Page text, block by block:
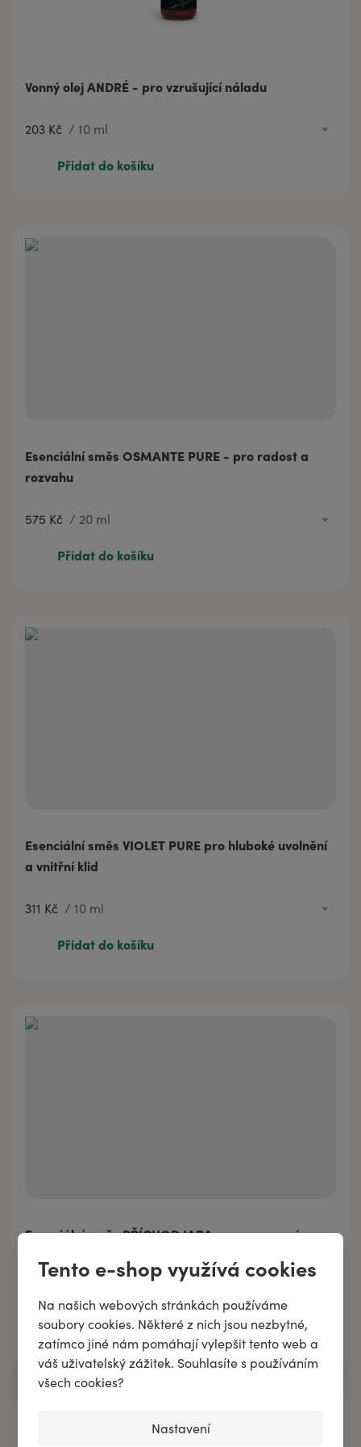
Tento e-shop využívá cookies
Na našich webových stránkách používáme
soubory cookies. Některé z nich jsou nezbytné,
zatímco jiné nám pomáhají vylepšit tento web a
váš uživatelský zážitek. Souhlasíte s používáním
všech cookies?
Nastavení
Vonný olej ANDRÉ - pro vzrušující náladu
203 Kč / 10 ml
Přidat do košíku
Esenciální směs OSMANTE PURE - pro radost a
rozvahu
575 Kč / 20 ml
Přidat do košíku
Esenciální směs VIOLET PURE pro hluboké uvolnění
a vnitřní klid
311 Kč / 10 ml
575 Kč
20 ml
Přidat do košíku
Esenciální směs PŘÍCHOD JARA – esence nové
437 Kč /5 ml
854 Kč
10 ml
Přidat do košíku